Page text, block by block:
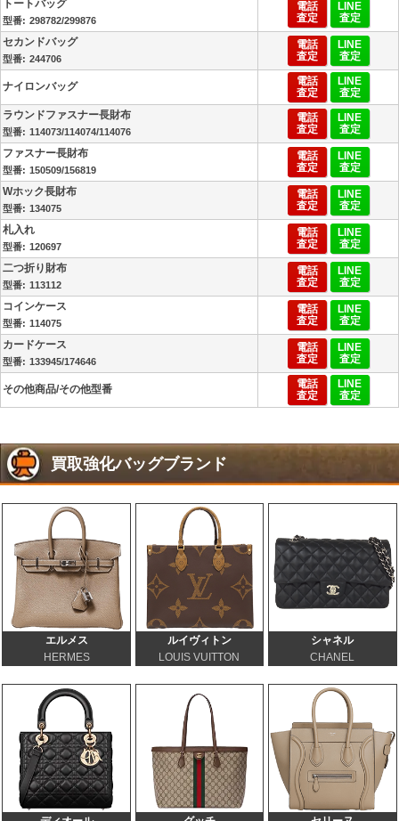
トートバッグ
298782/299876
電話
査定
LINE
査定
セカンドバッグ
244706
電話
査定
LINE
査定
ナイロンバッグ
電話
査定
LINE
査定
ラウンドファスナー長財布
114073/114074/114076
電話
査定
LINE
査定
ファスナー長財布
150509/156819
電話
査定
LINE
査定
Wホック長財布
134075
電話
査定
LINE
査定
札入れ
120697
電話
査定
LINE
査定
二つ折り財布
113112
電話
査定
LINE
査定
コインケース
114075
電話
査定
LINE
査定
カードケース
133945/174646
電話
査定
LINE
査定
その他商品/その他型番
電話
査定
LINE
査定
買取強化バッグブランド
エルメス
HERMES
ルイヴィトン
LOUIS VUITTON
シャネル
CHANEL